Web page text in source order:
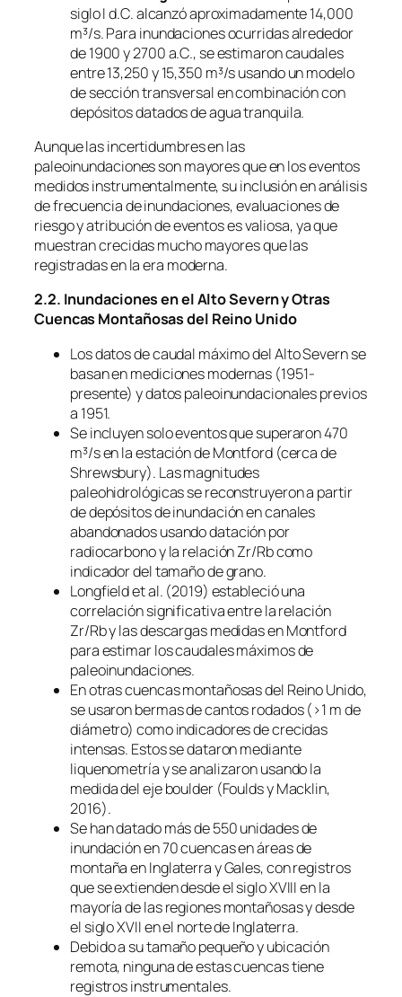
siglo I d.C. alcanzó aproximadamente 14,000
m³/s. Para inundaciones ocurridas alrededor
de 1900 y 2700 a.C., se estimaron caudales
entre 13,250 y 15,350 m³/s usando un modelo
de sección transversal en combinación con
depósitos datados de agua tranquila.
Aunque las incertidumbres en las
paleoinundaciones son mayores que en los eventos
medidos instrumentalmente, su inclusión en análisis
de frecuencia de inundaciones, evaluaciones de
riesgo y atribución de eventos es valiosa, ya que
muestran crecidas mucho mayores que las
registradas en la era moderna.
2.2. Inundaciones en el Alto Severn y Otras
Cuencas Montañosas del Reino Unido
Los datos de caudal máximo del Alto Severn se
basan en mediciones modernas (1951-
presente) y datos paleoinundacionales previos
a 1951.
Se incluyen solo eventos que superaron 470
m³/s en la estación de Montford (cerca de
Shrewsbury). Las magnitudes
paleohidrológicas se reconstruyeron a partir
de depósitos de inundación en canales
abandonados usando datación por
radiocarbono y la relación Zr/Rb como
indicador del tamaño de grano.
Longfield et al. (2019) estableció una
correlación significativa entre la relación
Zr/Rb y las descargas medidas en Montford
para estimar los caudales máximos de
paleoinundaciones.
En otras cuencas montañosas del Reino Unido,
se usaron bermas de cantos rodados (>1 m de
diámetro) como indicadores de crecidas
intensas. Estos se dataron mediante
liquenometría y se analizaron usando la
medida del eje boulder (Foulds y Macklin,
2016).
Se han datado más de 550 unidades de
inundación en 70 cuencas en áreas de
montaña en Inglaterra y Gales, con registros
que se extienden desde el siglo XVIII en la
mayoría de las regiones montañosas y desde
el siglo XVII en el norte de Inglaterra.
Debido a su tamaño pequeño y ubicación
remota, ninguna de estas cuencas tiene
registros instrumentales.